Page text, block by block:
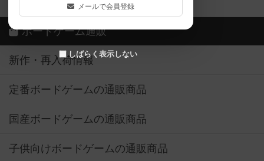
メールで会員登録
しばらく表示しない
ボードゲーム通販
新作・再入荷情報
定番ボードゲームの通販商品
国産ボードゲームの通販商品
子供向けボードゲームの通販商品